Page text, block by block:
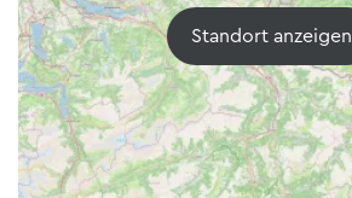
Standort anzeigen